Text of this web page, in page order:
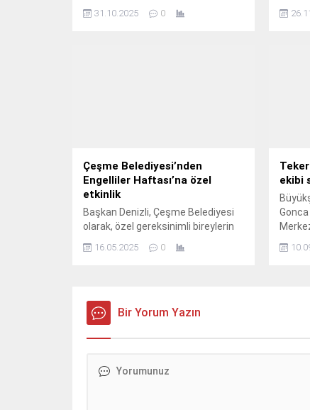
toplumda organ bağışı bilincini
artırmak ve daha fazla kişinin
31.10.2025 0
Müziği
Çeşme Belediyesi’nden
Engelliler Haftası’na özel
etkinlik
Başkan Denizli, Çeşme Belediyesi
olarak, özel gereksinimli bireylerin
erişilebilir bir hizmet sunmak
kültürel faaliyetlere kadar her
alanda sizlerin yanında olmaya
devam edeceğiz” dedi.
16.05.2025 0
ekibi
Bir Yorum Yazın